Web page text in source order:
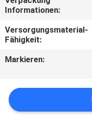
TRETEN
SIE
MIT
UNS
VERBINDUNG
Informationen:
Versorgungsmaterial-
Fähigkeit:
Markieren: